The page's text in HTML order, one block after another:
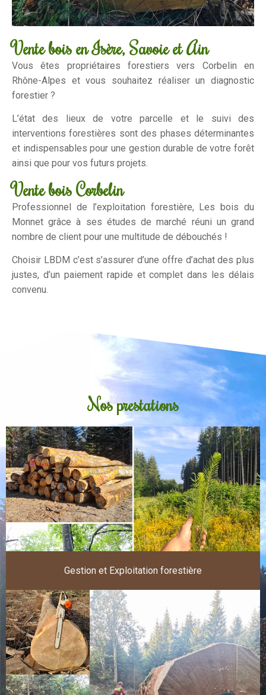
Vente bois en Isère, Savoie et Ain
Vous êtes propriétaires forestiers vers Corbelin en
Rhône-Alpes et vous souhaitez réaliser un diagnostic
forestier ?
L’état des lieux de votre parcelle et le suivi des
interventions forestières sont des phases déterminantes
et indispensables pour une gestion durable de votre forêt
ainsi que pour vos futurs projets.
Vente bois Corbelin
Professionnel de l’exploitation forestière, Les bois du
Monnet grâce à ses études de marché réuni un grand
nombre de client pour une multitude de débouchés !
Choisir LBDM c’est s’assurer d’une offre d’achat des plus
justes, d’un paiement rapide et complet dans les délais
convenu.
Nos prestations
Gestion et Exploitation forestière